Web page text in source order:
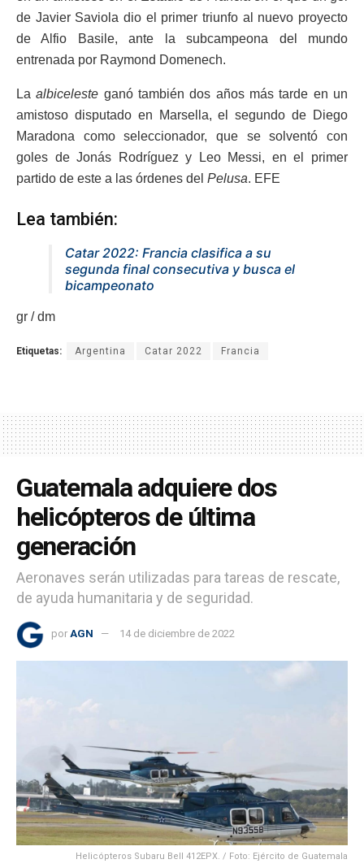
de Javier Saviola dio el primer triunfo al nuevo proyecto
de Alfio Basile, ante la subcampeona del mundo
entrenada por Raymond Domenech.
Laalbiceleste ganó también dos años más tarde en un
amistoso disputado en Marsella, el segundo de Diego
Maradona como seleccionador, que se solventó con
goles de Jonás Rodríguez y Leo Messi, en el primer
partido de este a las órdenes del Pelusa. EFE
Lea también:
Catar 2022: Francia clasifica a su
segunda final consecutiva y busca el
bicampeonato
gr / dm
Etiquetas: Argentina Catar 2022 Francia
Guatemala adquiere dos
helicópteros de última
generación
Aeronaves serán utilizadas para tareas de rescate,
de ayuda humanitaria y de seguridad.
por AGN 14 de diciembre de 2022
Helicópteros Subaru Bell 412EPX. / Foto: Ejército de Guatemala